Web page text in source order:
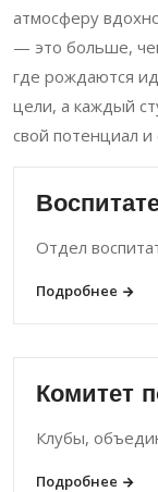
атмосферу
— это больше,
где рождаются
цели, а каждый
свой потенциал
Отдел
Подробнее
Комитет
Клубы,
Подробнее